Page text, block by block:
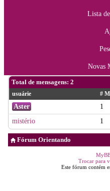
Lista
Novas
Total de mensagens: 2
usuárie #
Aster
1
mistério
1
Fórum Orientando
Trocar para
Este fórum contém